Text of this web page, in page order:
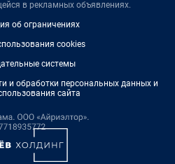
в рекламных объявлениях.
об ограничениях
cookies
системы
и обработки персональных данных и
сайта